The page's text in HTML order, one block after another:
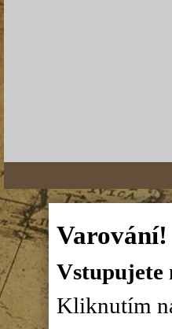
Varování!
Vstupujete
Kliknutím